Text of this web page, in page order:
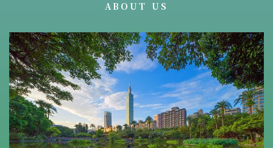
ABOUT US